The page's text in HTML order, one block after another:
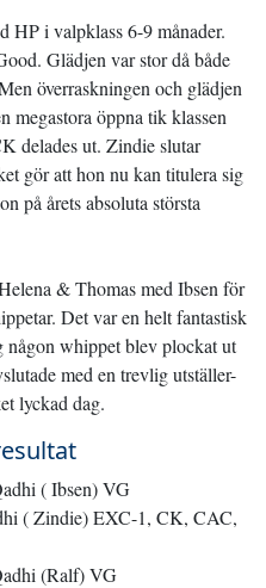
HP i valpklass 6-9 månader.
Glädjen var stor då både
överraskningen och glädjen
megastora öppna tik klassen
delades ut. Zindie slutar
gör att hon nu kan titulera sig
på årets absoluta största
& Thomas med Ibsen för
Det var en helt fantastisk
någon whippet blev plockat ut
med en trevlig utställer-
lyckad dag.
( Ibsen) VG
( Zindie) EXC-1, CK, CAC,
(Ralf) VG